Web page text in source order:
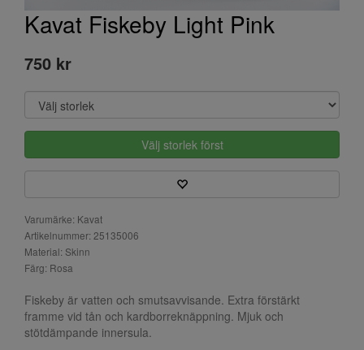
Kavat Fiskeby Light Pink
750 kr
Välj storlek först
Varumärke: Kavat
Artikelnummer: 25135006
Material: Skinn
Färg: Rosa
Fiskeby är vatten och smutsavvisande. Extra förstärkt
framme vid tån och kardborreknäppning. Mjuk och
stötdämpande innersula.